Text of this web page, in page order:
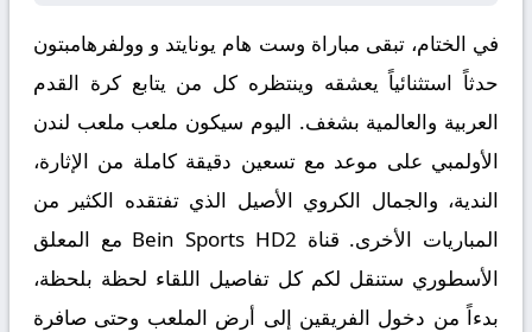
في الختام، تبقى مباراة وست هام يونايتد و وولفرهامبتون
حدثاً استثنائياً يعشقه وينتظره كل من يتابع كرة القدم
العربية والعالمية بشغف. اليوم سيكون ملعب ملعب لندن
الأولمبي على موعد مع تسعين دقيقة كاملة من الإثارة،
الندية، والجمال الكروي الأصيل الذي تفتقده الكثير من
المباريات الأخرى. قناة Bein Sports HD2 مع المعلق
الأسطوري ستنقل لكم كل تفاصيل اللقاء لحظة بلحظة،
بدءاً من دخول الفريقين إلى أرض الملعب وحتى صافرة